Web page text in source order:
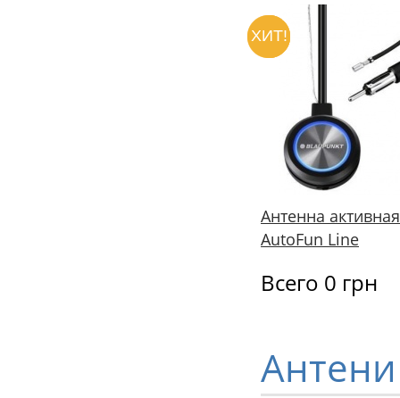
ХИТ!
Антенна
AutoFun Line
Всего 0 грн